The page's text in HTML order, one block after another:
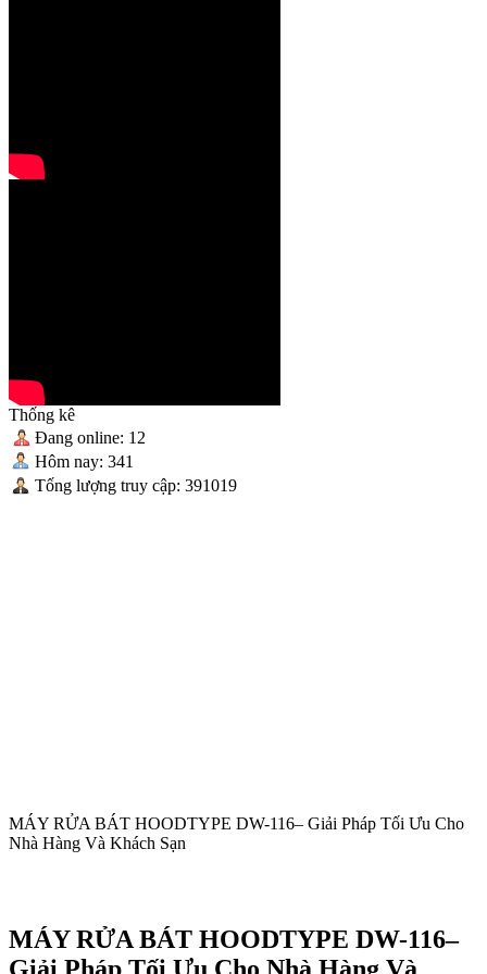
Thống kê
Đang online: 12
Hôm nay: 341
Tống lượng truy cập: 391019
MÁY RỬA BÁT HOODTYPE DW-116– Giải Pháp Tối Ưu Cho
Nhà Hàng Và Khách Sạn
MÁY RỬA BÁT HOODTYPE DW-116–
Giải Pháp Tối Ưu Cho Nhà Hàng Và